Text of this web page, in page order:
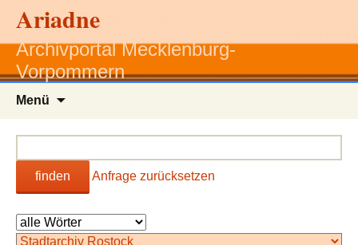
Ariadne
Archivportal Mecklenburg-
Vorpommern
Menü
finden Anfrage zurücksetzen